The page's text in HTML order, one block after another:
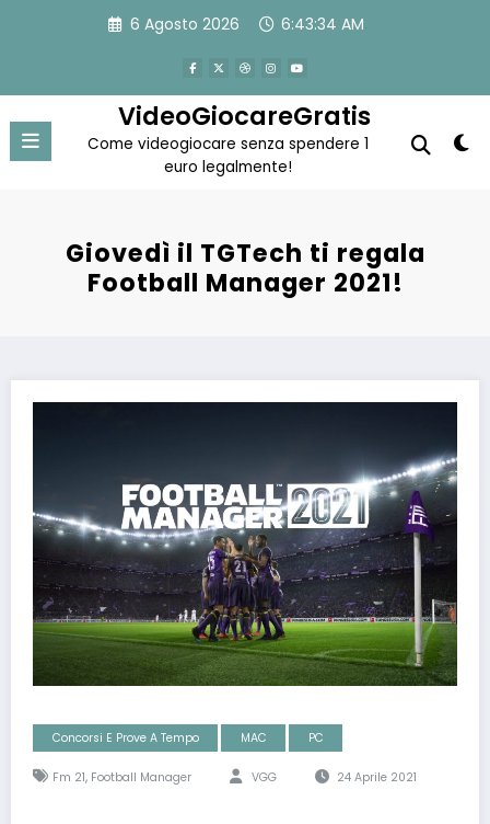
6 Agosto 2026 6:43:35 AM
VideoGiocareGratis
Come videogiocare senza spendere 1
euro legalmente!
Giovedì il TGTech ti regala
Football Manager 2021!
Concorsi E Prove A Tempo MAC PC
Fm 21, Football Manager VGG 24 Aprile 2021